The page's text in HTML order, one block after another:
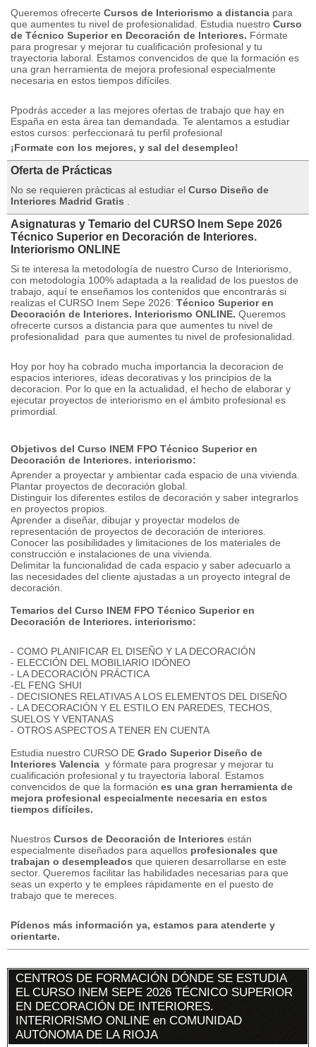
Queremos ofrecerte Cursos de Interiorismo a distancia para
que aumentes tu nivel de profesionalidad. Estudia nuestro Curso
de Técnico Superior en Decoración de Interiores. Fórmate
para progresar y mejorar tu cualificación profesional y tu
trayectoria laboral. Estamos convencidos de que la formación es
una gran herramienta de mejora profesional especialmente
necesaria en estos tiempos difíciles.
Ppodrás acceder a las mejores ofertas de trabajo que hay en
España en esta área tan demandada. Te alentamos a estudiar
estos cursos: perfeccionará tu perfil profesional
¡Formate con los mejores, y sal del desempleo!
Oferta de Prácticas
No se requieren prácticas al estudiar el Curso Diseño de
Interiores Madrid Gratis
Asignaturas y Temario del CURSO Inem Sepe 2026
Técnico Superior en Decoración de Interiores.
Interiorismo ONLINE
Si te interesa la metodología de nuestro Curso de Interiorismo,
con metodología 100% adaptada a la realidad de los puestos de
trabajo, aquí te enseñamos los contenidos que encontrarás si
realizas el CURSO Inem Sepe 2026: Técnico Superior en
Decoración de Interiores. Interiorismo ONLINE. Queremos
ofrecerte cursos a distancia para que aumentes tu nivel de
profesionalidad para que aumentes tu nivel de profesionalidad.
Hoy por hoy ha cobrado mucha importancia la decoracion de
espacios interiores, ideas decorativas y los principios de la
decoracion. Por lo que en la actualidad, el hecho de elaborar y
ejecutar proyectos de interiorismo en el ámbito profesional es
primordial.
Objetivos del Curso INEM FPO Técnico Superior en
Decoración de Interiores. interiorismo:
Aprender a proyectar y ambientar cada espacio de una vivienda.
Plantar proyectos de decoración global.
Distinguir los diferentes estilos de decoración y saber integrarlos
en proyectos propios.
Aprender a diseñar, dibujar y proyectar modelos de
representación de proyectos de decoración de interiores.
Conocer las posibilidades y limitaciones de los materiales de
construcción e instalaciones de una vivienda.
Delimitar la funcionalidad de cada espacio y saber adecuarlo a
las necesidades del cliente ajustadas a un proyecto integral de
decoración.
Temarios del Curso INEM FPO Técnico Superior en
Decoración de Interiores. interiorismo:
- COMO PLANIFICAR EL DISEÑO Y LA DECORACIÓN
- ELECCIÓN DEL MOBILIARIO IDÓNEO
- LA DECORACIÓN PRÁCTICA
-EL FENG SHUI
- DECISIONES RELATIVAS A LOS ELEMENTOS DEL DISEÑO
- LA DECORACIÓN Y EL ESTILO EN PAREDES, TECHOS,
SUELOS Y VENTANAS
- OTROS ASPECTOS A TENER EN CUENTA
Estudia nuestro CURSO DE Grado Superior Diseño de
Interiores Valencia y fórmate para progresar y mejorar tu
cualificación profesional y tu trayectoria laboral. Estamos
convencidos de que la formación es una gran herramienta de
mejora profesional especialmente necesaria en estos
tiempos difíciles.
Nuestros Cursos de Decoración de Interiores están
especialmente diseñados para aquellos profesionales que
trabajan o desempleados que quieren desarrollarse en este
sector. Queremos facilitar las habilidades necesarias para que
seas un experto y te emplees rápidamente en el puesto de
trabajo que te mereces.
Pídenos más información ya, estamos para atenderte y
orientarte.
CENTROS DE FORMACIÓN DÓNDE SE ESTUDIA
EL CURSO INEM SEPE 2026 TÉCNICO SUPERIOR
EN DECORACIÓN DE INTERIORES.
INTERIORISMO ONLINE en COMUNIDAD
AUTÓNOMA DE LA RIOJA